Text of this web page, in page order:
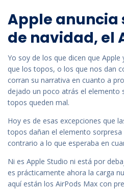
Apple anuncia
de navidad, el
Yo soy de los que dicen que
que los topos, o los que nos dan
corran su narrativa en cuanto a
dejado un poco atrás el elemento
topos queden mal.
Hoy es de esas excepciones que
topos dañan el elemento
contrario a lo que esperaba en
Ni es Apple Studio ni está por
es prácticamente ahora la carga
aquí están los AirPods Max con